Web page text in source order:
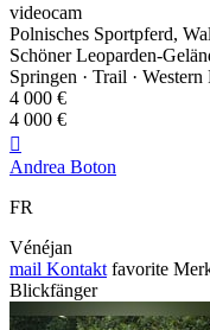
videocam
Polnisches Sportpferd,
Schöner Leoparden-
Springen · Trail ·
4 000 €
4 000 €

Andrea Boton
FR
Vénéjan
mail Kontakt favorite
Blickfänger